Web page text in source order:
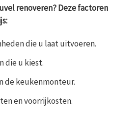
renoveren? Deze factoren
die u laat uitvoeren.
die u kiest.
de keukenmonteur.
en voorrijkosten.